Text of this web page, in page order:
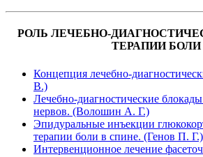
РОЛЬ ЛЕЧЕБНО-
ТЕРАПИИ БОЛИ
Концепция лечебно-
В.)
Лечебно-диагностические
нервов. (Волошин А. Г.)
Эпидуральные инъекции
терапии боли в спине. (Генов П. Г.)
Интервенционное лечение